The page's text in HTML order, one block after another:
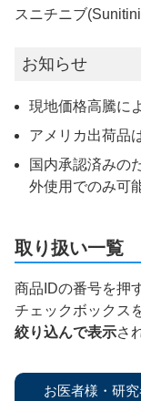
スニチニブ
お知らせ
現地価格高騰に
アメリカ出荷品
国内承認済みの
外使用でのみ可
取り扱い一覧
商品IDの番号を押
チェックボックス
絞り込んで表示さ
お医者様・研